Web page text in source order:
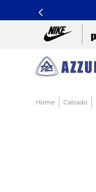
Calzado
nike pacific